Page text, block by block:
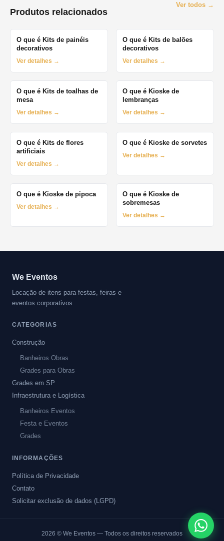
Produtos relacionados
Ver todos →
O que é Kits de painéis
decorativos
Ver detalhes →
O que é Kits de balões
decorativos
Ver detalhes →
O que é Kits de toalhas de
mesa
Ver detalhes →
O que é Kioske de
lembranças
Ver detalhes →
O que é Kits de flores
artificiais
Ver detalhes →
O que é Kioske de sorvetes
Ver detalhes →
O que é Kioske de pipoca
Ver detalhes →
O que é Kioske de
sobremesas
Ver detalhes →
We Eventos
Locação de itens para festas, feiras e
eventos corporativos
CATEGORIAS
Construção
Banheiros Obras
Grades para Obras
Grades em SP
Infraestrutura e Logística
Banheiros Eventos
Festa e Eventos
Grades
INFORMAÇÕES
Política de Privacidade
Contato
Solicitar exclusão de dados (LGPD)
2026 © We Eventos — Todos os direitos reservados